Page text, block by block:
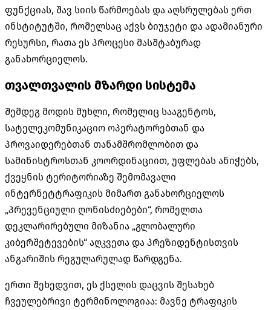
ფუნქციას, შავ სიის წარმოებას და აღსრულებას ერთ
ინსტიტუტში, რომელსაც აქვს ბიუჯეტი და ადამიანური
რესურსი, რათა ეს პროცესი მასშტაბურად
განახორციელოს.
თვალთვალის მზარდი სისტემა
შემდეგ მოდის მუხლი, რომელიც სააგენტოს,
სატელეკომუნიკაციო ოპერატორებთან და
პროვაიდერებთან თანამშრომლობით და
სამინისტროსთან კოორდინაციით, უფლებას ანიჭებს,
ქვეყნის ტერიტორიაზე შემომავალი
ინტერნეტტრაფიკის მიმართ განახორციელოს
„პრევენციული ღონისძიებები“, რომელთა
დეკლარირებული მიზანია „გლობალური
კიბერშეტევების“ აღკვეთა და პრეზიდენტისთვის
ანგარიშის რეგულარულად წარდგენა.
ერთი შეხედვით, ეს ქსელის დაცვის შესახებ
ჩვეულებრივი ტერმინოლოგიაა: მავნე ტრაფიკის